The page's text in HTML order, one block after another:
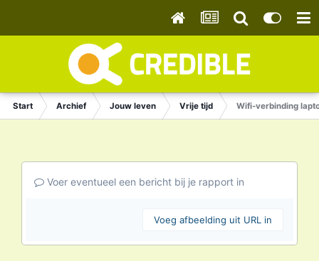
Start Archief Jouw leven Vrije tijd Wifi-verbinding
Voer eventueel een bericht bij je rapport in
Voeg afbeelding uit URL in